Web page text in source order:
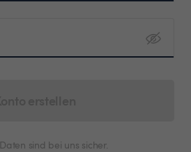
sind bei uns sicher.